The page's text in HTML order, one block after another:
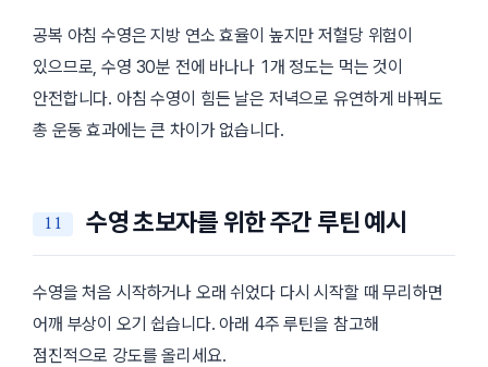
공복 아침 수영은 지방 연소 효율이 높지만 저혈당 위험이
있으므로, 수영 30분 전에 바나나 1개 정도는 먹는 것이
안전합니다. 아침 수영이 힘든 날은 저녁으로 유연하게 바꿔도
총 운동 효과에는 큰 차이가 없습니다.
수영 초보자를 위한 주간 루틴 예시
수영을 처음 시작하거나 오래 쉬었다 다시 시작할 때 무리하면
어깨 부상이 오기 쉽습니다. 아래 4주 루틴을 참고해
점진적으로 강도를 올리세요.